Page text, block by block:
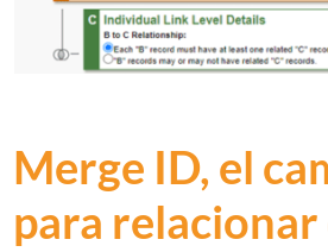
Merge ID, el
para relacionar